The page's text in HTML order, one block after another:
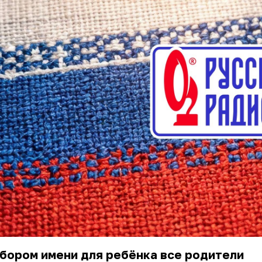
имени для ребёнка все родители